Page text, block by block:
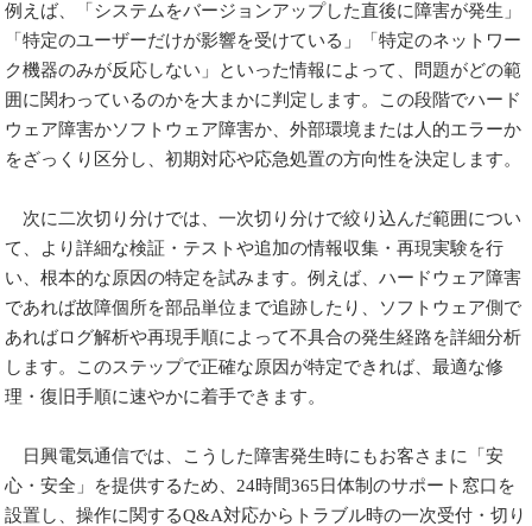
例えば、「システムをバージョンアップした直後に障害が発生」
「特定のユーザーだけが影響を受けている」「特定のネットワー
ク機器のみが反応しない」といった情報によって、問題がどの範
囲に関わっているのかを大まかに判定します。この段階でハード
ウェア障害かソフトウェア障害か、外部環境または人的エラーか
をざっくり区分し、初期対応や応急処置の方向性を決定します。
次に二次切り分けでは、一次切り分けで絞り込んだ範囲につい
て、より詳細な検証・テストや追加の情報収集・再現実験を行
い、根本的な原因の特定を試みます。例えば、ハードウェア障害
であれば故障個所を部品単位まで追跡したり、ソフトウェア側で
あればログ解析や再現手順によって不具合の発生経路を詳細分析
します。このステップで正確な原因が特定できれば、最適な修
理・復旧手順に速やかに着手できます。
日興電気通信では、こうした障害発生時にもお客さまに「安
心・安全」を提供するため、24時間365日体制のサポート窓口を
設置し、操作に関するQ&A対応からトラブル時の一次受付・切り